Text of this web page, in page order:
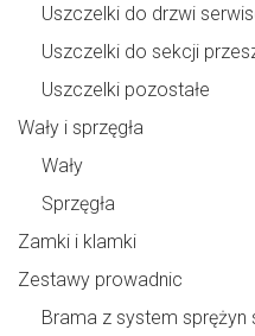
Uszczelki do drzwi
Uszczelki do sekcji
Uszczelki pozostałe
Wały i sprzęgła
Wały
Sprzęgła
Zamki i klamki
Zestawy prowadnic
Brama z system sprężyn